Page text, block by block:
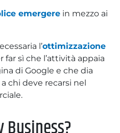
emergere in mezzo ai
l’ottimizzazione
far sì che l’attività appaia
di Google e che dia
chi deve recarsi nel